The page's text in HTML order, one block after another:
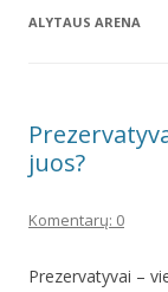
ALYTAUS ARENA
juos?
Komentarų: 0
Prezervatyvai –